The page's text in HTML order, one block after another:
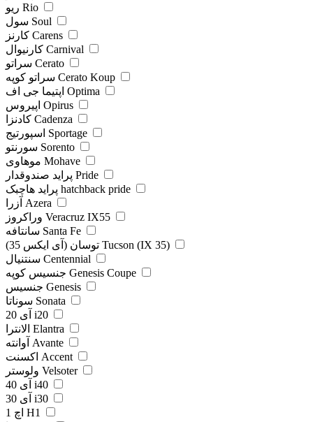
ریو Rio
سول Soul
کارنز Carens
کارنیوال Carnival
سراتو Cerato
سراتو کوپه Cerato Koup
اپتیما جی اف Optima
اپیروس Opirus
کادنزا Cadenza
اسپورتیج Sportage
سورنتو Sorento
موهاوی Mohave
پراید صندوقدار Pride
پراید هاچبک hatchback pride
آزرا Azera
وراکروز Veracruz IX55
سانتافه Santa Fe
توسان (آی ایکس 35) Tucson (IX 35)
سنتنیال Centennial
جنسیس کوپه Genesis Coupe
جنسیس Genesis
سوناتا Sonata
آی 20 i20
الانترا Elantra
آوانته Avante
اکسنت Accent
ولوستر Velsoter
آی 40 i40
آی 30 i30
اچ 1 H1